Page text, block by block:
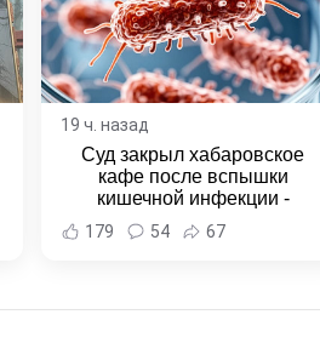
19 ч. назад
Суд закрыл хабаровское
кафе после вспышки
кишечной инфекции -
Новости Хабаровска и
Хабаровского края
179 54 67